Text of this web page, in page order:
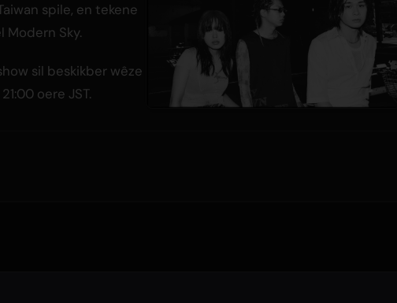
spile, en tekene
Modern Sky.
sil beskikber wêze
oere JST.